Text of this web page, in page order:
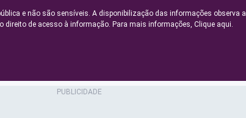
e não são sensíveis. A disponibilização das informações observa a
direito de acesso à informação. Para mais informações, Clique aqui.